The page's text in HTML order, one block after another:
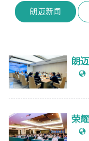
朗迈新闻